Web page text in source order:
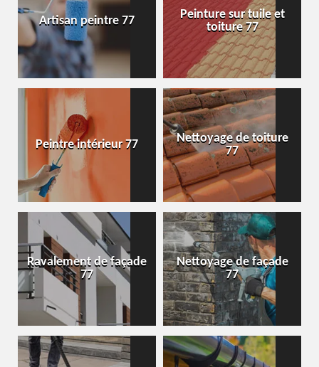
Artisan peintre 77
Peinture sur tuile et
toiture 77
Peintre intérieur 77
Nettoyage de toiture
77
Ravalement de façade
77
Nettoyage de façade
77